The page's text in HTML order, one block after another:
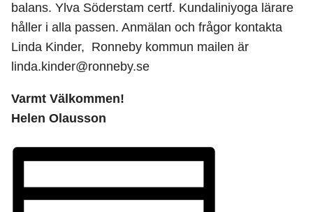
balans. Ylva Söderstam certf. Kundaliniyoga lärare
håller i alla passen. Anmälan och frågor kontakta
Linda Kinder, Ronneby kommun mailen är
linda.kinder@ronneby.se
Varmt Välkommen!
Helen Olausson